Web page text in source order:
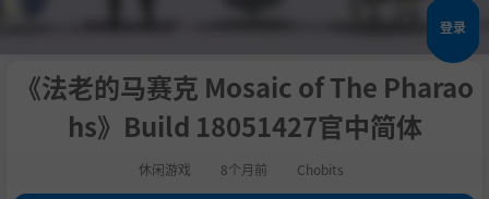
登录
《法老的马赛克 Mosaic of The Pharao
hs》Build 18051427官中简体
休闲游戏 8个月前 Chobits